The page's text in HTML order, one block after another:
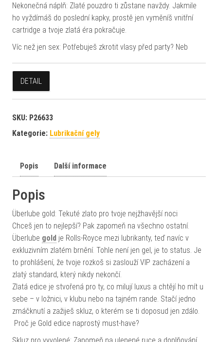
Nekonečná náplň: Zlaté pouzdro ti zůstane navždy. Jakmile
ho vyždímáš do poslední kapky, prostě jen vyměníš vnitřní
cartridge a tvoje zlatá éra pokračuje.
Víc než jen sex: Potřebuješ zkrotit vlasy před party? Neb
DETAIL
SKU: P26633
Kategorie: Lubrikační gely
Popis Další informace
Popis
Überlube gold: Tekuté zlato pro tvoje nejžhavější noci
Chceš jen to nejlepší? Pak zapomeň na všechno ostatní.
Überlube gold je Rolls-Royce mezi lubrikanty, teď navíc v
exkluzivním zlatém brnění. Tohle není jen gel, je to status. Je
to prohlášení, že tvoje rozkoš si zaslouží VIP zacházení a
zlatý standard, který nikdy nekončí.
Zlatá edice je stvořená pro ty, co milují luxus a chtějí ho mít u
sebe – v ložnici, v klubu nebo na tajném rande. Stačí jedno
zmáčknutí a zažiješ skluz, o kterém se ti doposud jen zdálo.
Proč je Gold edice naprostý must-have?
Skluz pro vyvolené: Zapomeň na ulepené ruce a doplňování